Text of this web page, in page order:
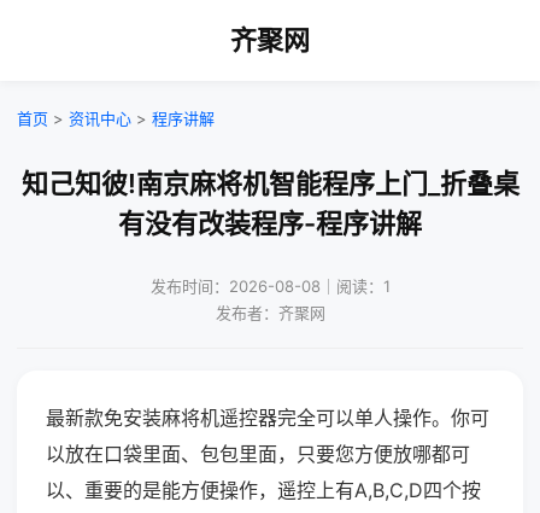
齐聚网
首页 > 资讯中心 > 程序讲解
知己知彼!南京麻将机智能程序上门_折叠桌
有没有改装程序-程序讲解
发布时间：2026-08-08｜阅读：1
发布者：齐聚网
最新款免安装麻将机遥控器完全可以单人操作。你可
以放在口袋里面、包包里面，只要您方便放哪都可
以、重要的是能方便操作，遥控上有A,B,C,D四个按